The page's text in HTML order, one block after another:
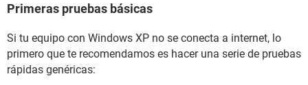
Primeras pruebas básicas
Si tu equipo con Windows XP no se conecta a internet, lo
primero que te recomendamos es hacer una serie de pruebas
rápidas genéricas: